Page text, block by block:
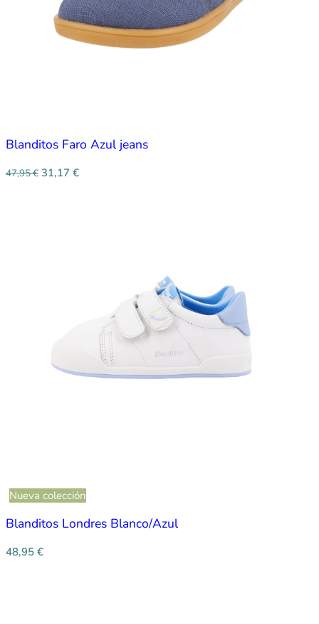
Blanditos Faro Azul jeans
47,95€ 31,17 €
Nueva colección
Blanditos Londres Blanco/Azul
48,95 €